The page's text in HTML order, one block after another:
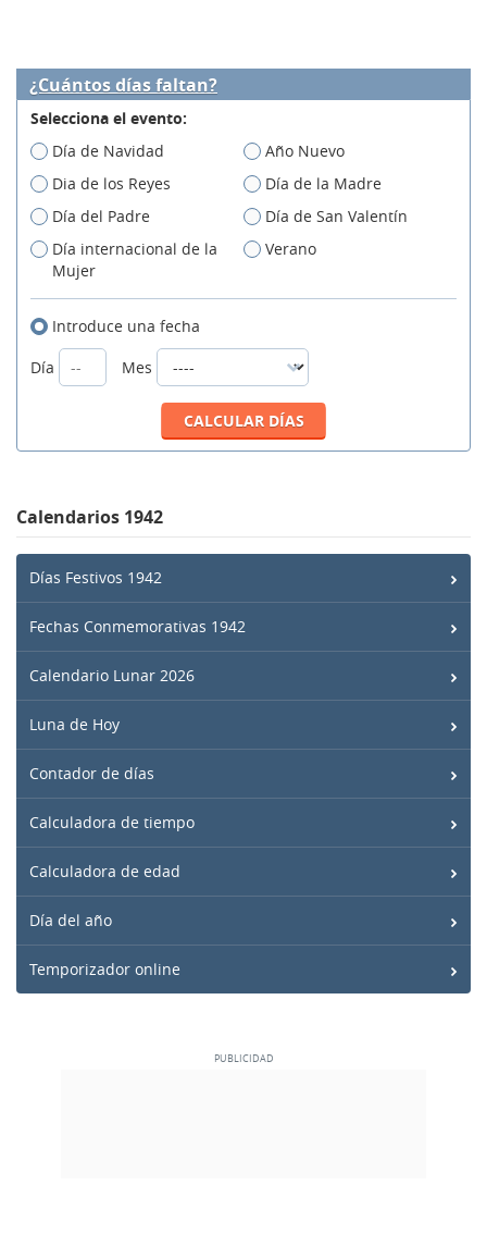
¿Cuántos días faltan?
Selecciona el evento:
Día de Navidad
Año Nuevo
Dia de los Reyes
Día de la Madre
Día del Padre
Día de San Valentín
Día internacional de la
Mujer
Verano
Introduce una fecha
Día
Mes
Calendarios 1942
Días Festivos 1942
Fechas Conmemorativas 1942
Calendario Lunar 2026
Luna de Hoy
Contador de días
Calculadora de tiempo
Calculadora de edad
Día del año
Temporizador online